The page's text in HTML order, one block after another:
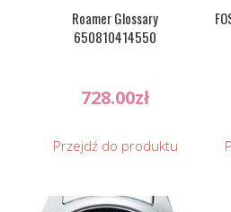
Roamer Glossary
650810414550
728.00zł
Przejdź do produktu